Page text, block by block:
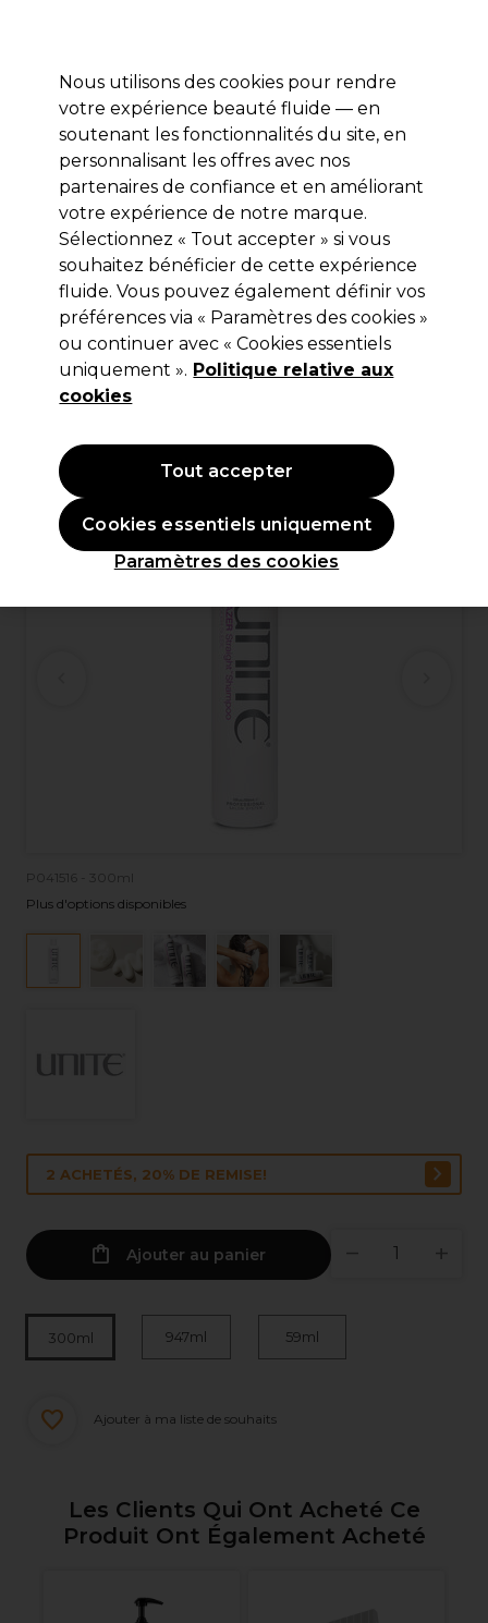
Se connecter
Marques Bons plans Coiffure Electro et Matériel
Livraison et délais
lire la suite
UNITE Hair
Unite Hair LAZER Straight
Shampooing Lissant 300ml
(0)
16,80 €Hors TVA
P041516 - 300ml
Plus d'options disponibles
2 ACHETÉS, 20% DE REMISE!
Ajouter au panier
300ml 947ml 59ml
Ajouter à ma liste de souhaits
Les Clients Qui Ont Acheté Ce
Produit Ont Également Acheté
Nous utilisons des cookies pour rendre
votre expérience beauté fluide — en
soutenant les fonctionnalités du site, en
personnalisant les offres avec nos
partenaires de confiance et en améliorant
votre expérience de notre marque.
Sélectionnez « Tout accepter » si vous
souhaitez bénéficier de cette expérience
fluide. Vous pouvez également définir vos
préférences via « Paramètres des cookies »
ou continuer avec « Cookies essentiels
uniquement ». Politique relative aux
cookies
Paramètres des cookies
Cookies essentiels uniquement
Tout accepter